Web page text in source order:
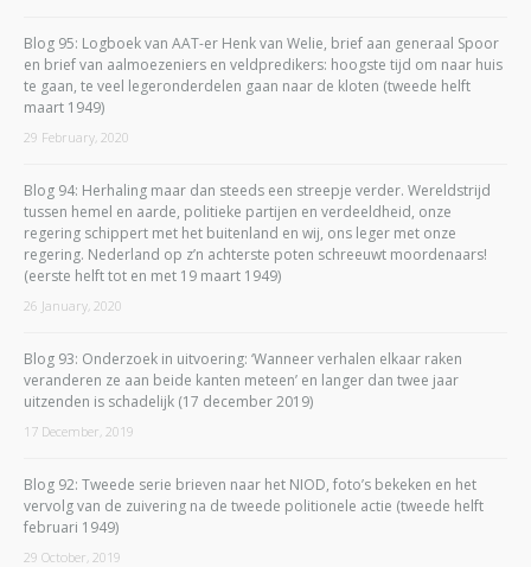
Blog 95: Logboek van AAT-er Henk van Welie, brief aan generaal Spoor
en brief van aalmoezeniers en veldpredikers: hoogste tijd om naar huis
te gaan, te veel legeronderdelen gaan naar de kloten (tweede helft
maart 1949)
29 February, 2020
Blog 94: Herhaling maar dan steeds een streepje verder. Wereldstrijd
tussen hemel en aarde, politieke partijen en verdeeldheid, onze
regering schippert met het buitenland en wij, ons leger met onze
regering. Nederland op z’n achterste poten schreeuwt moordenaars!
(eerste helft tot en met 19 maart 1949)
26 January, 2020
Blog 93: Onderzoek in uitvoering: ‘Wanneer verhalen elkaar raken
veranderen ze aan beide kanten meteen’ en langer dan twee jaar
uitzenden is schadelijk (17 december 2019)
17 December, 2019
Blog 92: Tweede serie brieven naar het NIOD, foto’s bekeken en het
vervolg van de zuivering na de tweede politionele actie (tweede helft
februari 1949)
29 October, 2019